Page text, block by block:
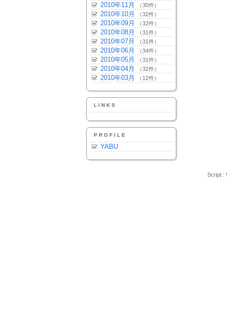
2010年11月 （30件）
2010年10月 （32件）
2010年09月 （32件）
2010年08月 （31件）
2010年07月 （31件）
2010年06月 （34件）
2010年05月 （31件）
2010年04月 （32件）
2010年03月 （12件）
LINKS
PROFILE
YABU
Script :